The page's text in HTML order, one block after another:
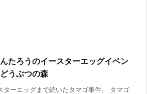
たろうのイースターエッグイベン
どうぶつの森
ターエッグまで続いたタマゴ事件。 タマゴ